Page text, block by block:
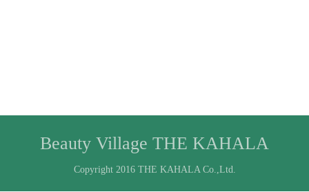
Beauty Village THE KAHALA
Copyright 2016 THE KAHALA Co.,Ltd.